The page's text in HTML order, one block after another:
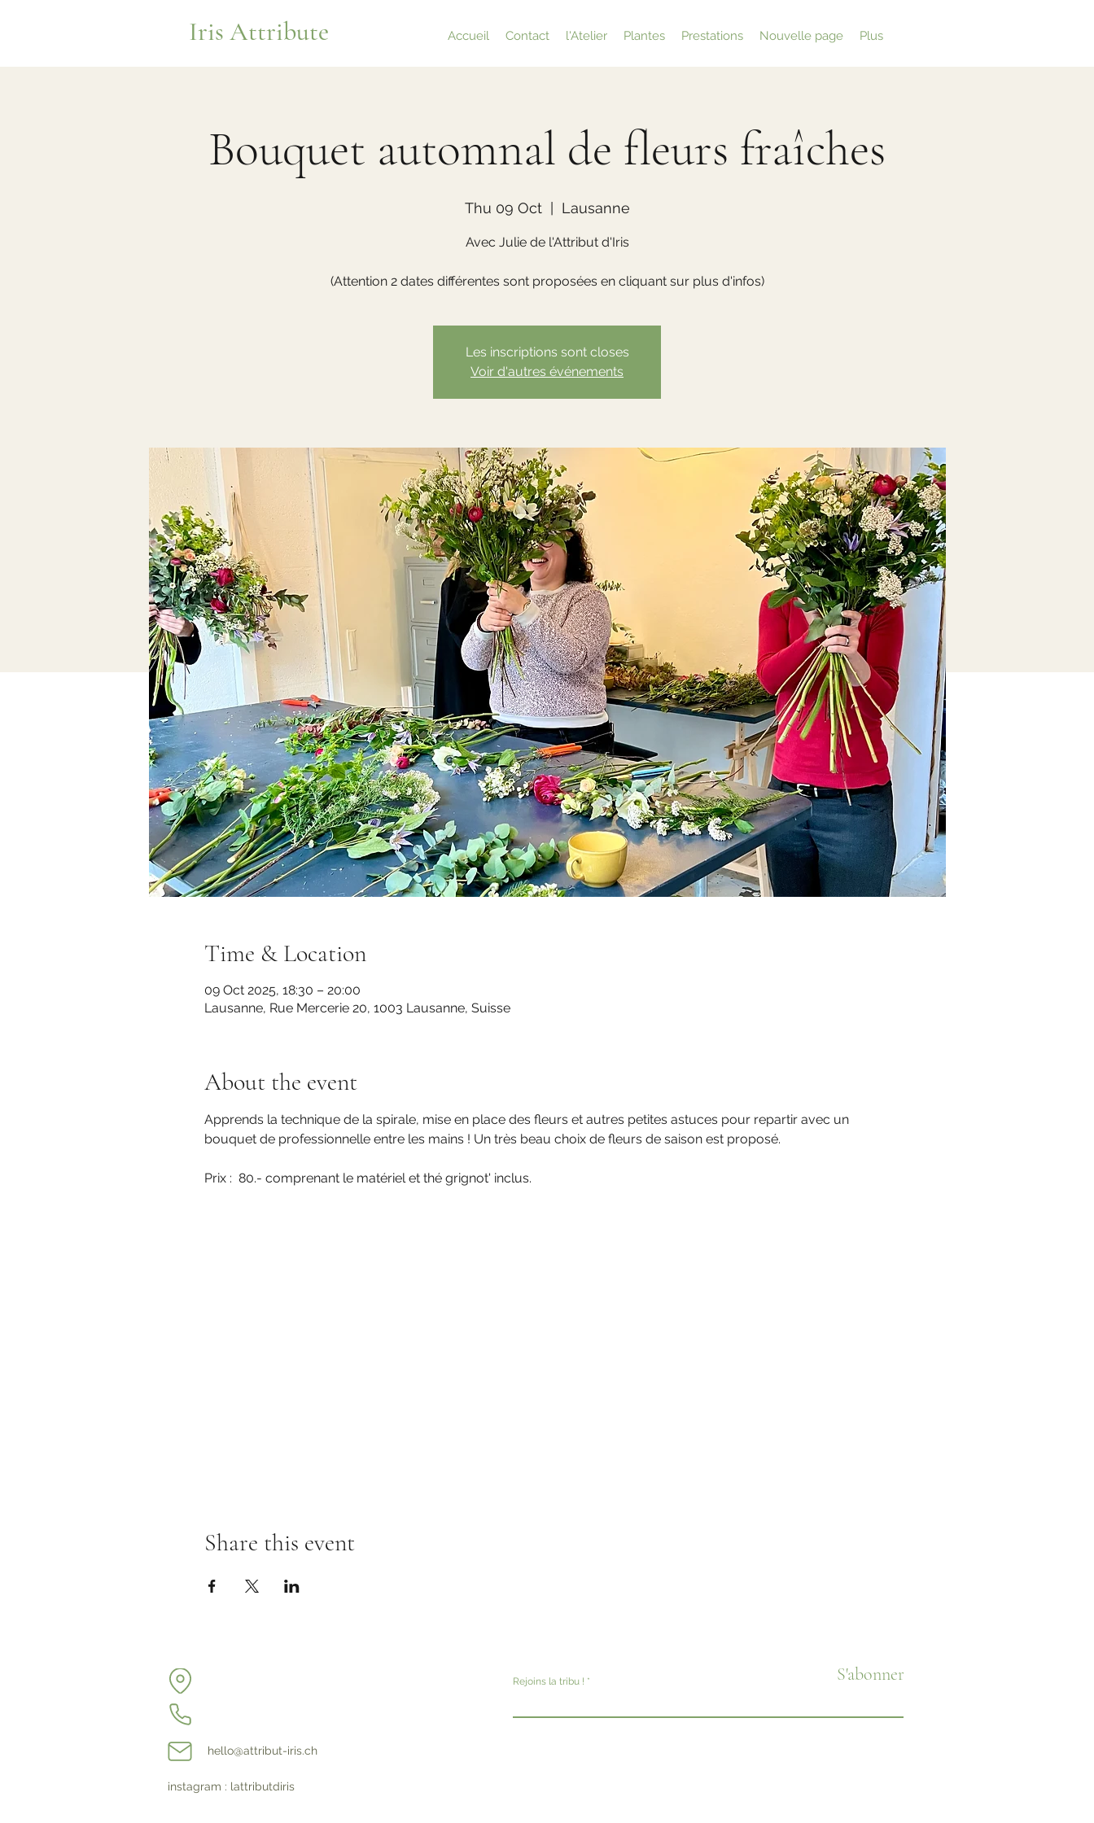
Iris Attribute Accueil Contact l'Atelier Plantes Prestations Nouvelle page Plus
Bouquet automnal de fleurs fraîches
Thu 09 Oct
  |
Lausanne
Avec Julie de l'Attribut d'Iris
(Attention 2 dates différentes sont proposées en cliquant sur plus d'infos)
Les inscriptions sont closes
Voir d'autres événements
Time & Location
09 Oct 2025, 18:30 – 20:00
Lausanne, Rue Mercerie 20, 1003 Lausanne, Suisse
About the event
Apprends la technique de la spirale, mise en place des fleurs et autres petites astuces pour repartir avec un
bouquet de professionnelle entre les mains ! Un très beau choix de fleurs de saison est proposé.
Prix :  80.- comprenant le matériel et thé grignot' inclus.
Share this event
Rejoins la tribu ! S'abonner
hello@attribut-iris.ch
instagram : lattributdiris